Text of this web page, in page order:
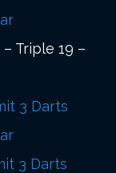
Triple 19 –
3 Darts
3 Darts